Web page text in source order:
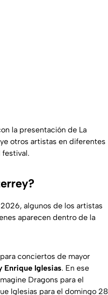
la presentación de La
otros artistas en diferentes
festival.
algunos de los artistas
aparecen dentro de la
conciertos de mayor
Enrique Iglesias. En ese
Dragons para el
Iglesias para el domingo 28